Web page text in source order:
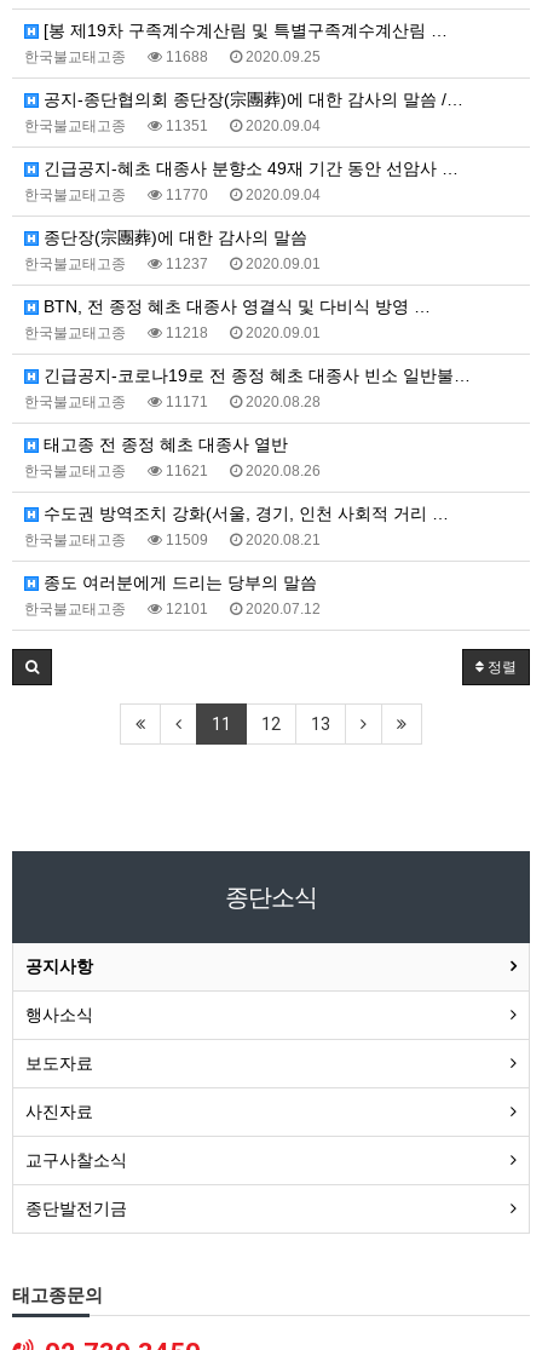
[봉 제19차 구족계수계산림 및 특별구족계수계산림 …
한국불교태고종 11688 2020.09.25
공지-종단협의회 종단장(宗團葬)에 대한 감사의 말씀 /…
한국불교태고종 11351 2020.09.04
긴급공지-혜초 대종사 분향소 49재 기간 동안 선암사 …
한국불교태고종 11770 2020.09.04
종단장(宗團葬)에 대한 감사의 말씀
한국불교태고종 11237 2020.09.01
BTN, 전 종정 혜초 대종사 영결식 및 다비식 방영 …
한국불교태고종 11218 2020.09.01
긴급공지-코로나19로 전 종정 혜초 대종사 빈소 일반불…
한국불교태고종 11171 2020.08.28
태고종 전 종정 혜초 대종사 열반
한국불교태고종 11621 2020.08.26
수도권 방역조치 강화(서울, 경기, 인천 사회적 거리 …
한국불교태고종 11509 2020.08.21
종도 여러분에게 드리는 당부의 말씀
한국불교태고종 12101 2020.07.12
정렬
11 12 13
종단소식
공지사항
행사소식
보도자료
사진자료
교구사찰소식
종단발전기금
태고종문의